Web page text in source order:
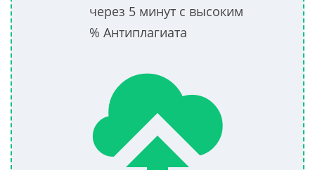
через 5 минут с высоким
% Антиплагиата